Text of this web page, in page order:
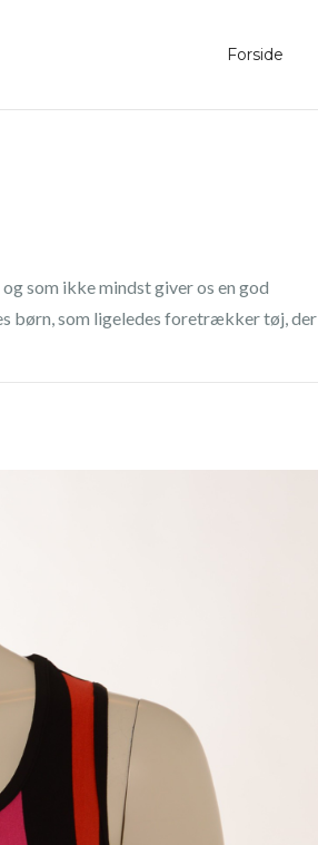
Forside
som ikke mindst giver os en god
børn, som ligeledes foretrækker tøj, der